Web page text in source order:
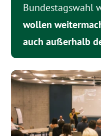
Bundestagswahl
wollen
auch außerhalb